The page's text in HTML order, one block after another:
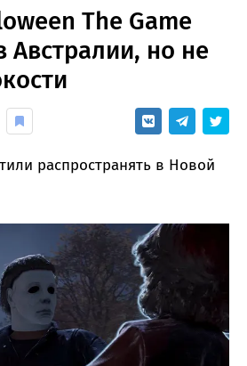
The Game
Австралии, но не
распространять в Новой